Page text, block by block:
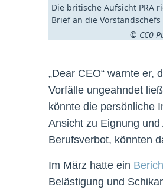
Die britische Aufsicht PRA
Brief an die
© CC0
„Dear CEO“ warnte er,
Vorfälle ungeahndet
könnte die persönliche
Ansicht zu Eignung
Berufsverbot, könnten
Im März hatte ein
Belästigung und